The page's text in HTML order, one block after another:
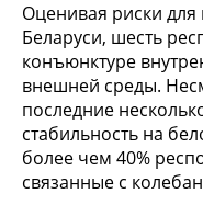
Оценивая риски
Беларуси, шесть
конъюнктуре
внешней среды.
последние
стабильность на
более чем 40%
связанные с